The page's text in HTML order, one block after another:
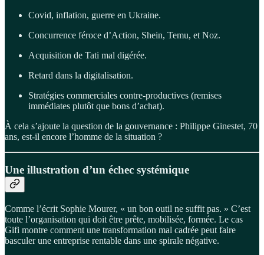
Covid, inflation, guerre en Ukraine.
Concurrence féroce d’Action, Shein, Temu, et Noz.
Acquisition de Tati mal digérée.
Retard dans la digitalisation.
Stratégies commerciales contre-productives (remises
immédiates plutôt que bons d’achat).
À cela s’ajoute la question de la gouvernance : Philippe Ginestet, 70
ans, est-il encore l’homme de la situation ?
Une illustration d’un échec systémique
Comme l’écrit Sophie Mourer, « un bon outil ne suffit pas. » C’est
toute l’organisation qui doit être prête, mobilisée, formée. Le cas
Gifi montre comment une transformation mal cadrée peut faire
basculer une entreprise rentable dans une spirale négative.